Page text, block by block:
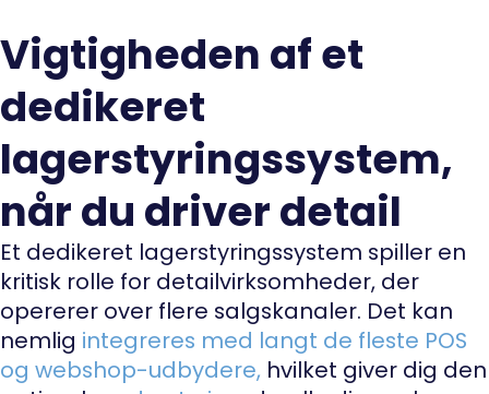
Vigtigheden af et
dedikeret
lagerstyringssystem,
når du driver detail
Et dedikeret lagerstyringssystem spiller en
kritisk rolle for detailvirksomheder, der
opererer over flere salgskanaler. Det kan
nemlig integreres med langt de fleste POS
og webshop-udbydere, hvilket giver dig den